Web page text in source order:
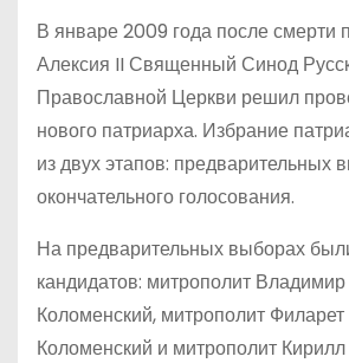
В январе 2009 года после смерти
Алексия II Священный Синод
Православной Церкви решил
нового патриарха. Избрание
из двух этапов: предварительных
окончательного голосования.
На предварительных выборах
кандидатов: митрополит
Коломенский, митрополит
Коломенский и митрополит